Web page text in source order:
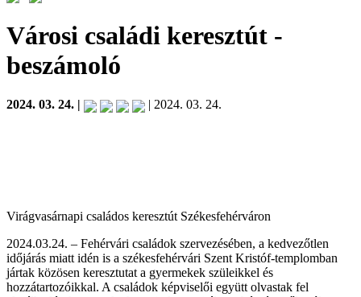
Városi családi keresztút -
beszámoló
2024. 03. 24. | | 2024. 03. 24.
Virágvasárnapi családos keresztút Székesfehérváron
2024.03.24. – Fehérvári családok szervezésében, a kedvezőtlen
időjárás miatt idén is a székesfehérvári Szent Kristóf-templomban
jártak közösen keresztutat a gyermekek szüleikkel és
hozzátartozóikkal. A családok képviselői együtt olvastak fel